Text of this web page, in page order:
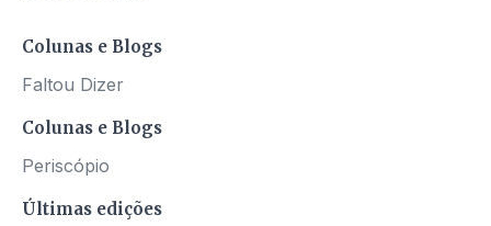
Colunas e Blogs
Faltou Dizer
Colunas e Blogs
Periscópio
Últimas edições